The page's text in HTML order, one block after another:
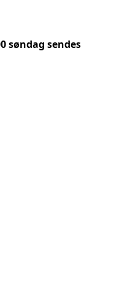
søndag sendes